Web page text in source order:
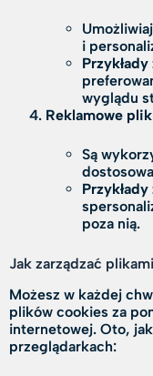
i
wyglądu
Reklamowe
Są
poza nią.
Jak zarządzać
Możesz w każdej
plików cookies za
internetowej. Oto,
przeglądarkach: